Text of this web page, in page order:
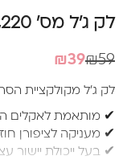
לק ג'ל מס' 220, 17 מ"ל – Glamour
₪59
המחיר
היה:
₪59.
₪39
המחיר
הוא:
₪39.
לק ג'ל מקולקציית הסתיו/
✔ מותאמת לאקלים
✔ מעניקה לציפורן
✔ בעל ייכולת יישור